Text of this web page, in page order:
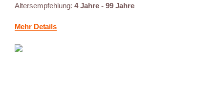
Altersempfehlung: 4 Jahre - 99 Jahre
Mehr Details